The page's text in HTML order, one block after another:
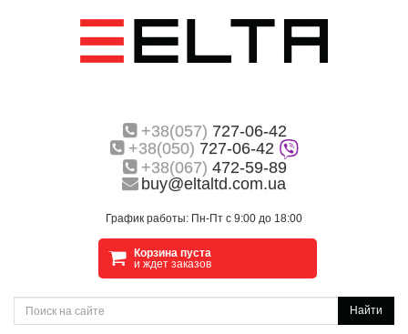
+38(057) 727-06-42
+38(050) 727-06-42
+38(067) 472-59-89
buy@eltaltd.com.ua
График работы: Пн-Пт с 9:00 до 18:00
Корзина пуста
и ждет заказов
Найти